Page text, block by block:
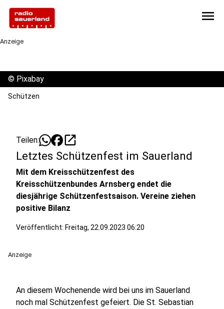
menu
Anzeige
© Pixabay
Schützen
Teilen: open_in_new
Letztes Schützenfest im Sauerland
Mit dem Kreisschützenfest des
Kreisschützenbundes Arnsberg endet die
diesjährige Schützenfestsaison. Vereine ziehen
positive Bilanz
Veröffentlicht: Freitag, 22.09.2023 06:20
Anzeige
An diesem Wochenende wird bei uns im Sauerland
noch mal Schützenfest gefeiert. Die St. Sebastian